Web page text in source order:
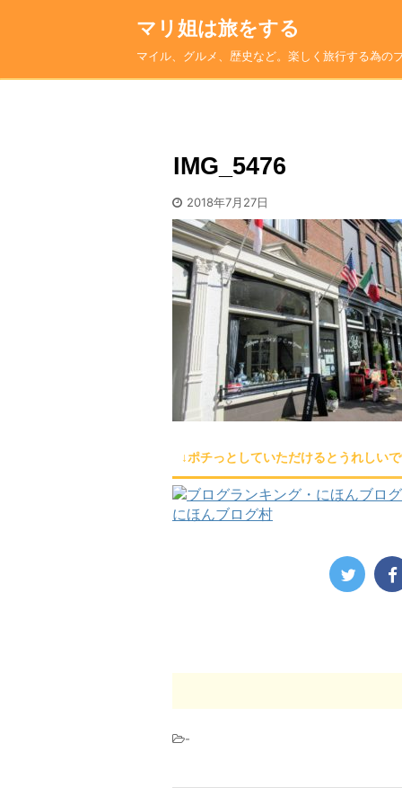
マリ姐は旅をする
マイル、グルメ、歴史など。楽しく旅行する為の
IMG_5476
2018年7月27日
↓ポチっとしていただけるとうれしい
にほんブログ村
-